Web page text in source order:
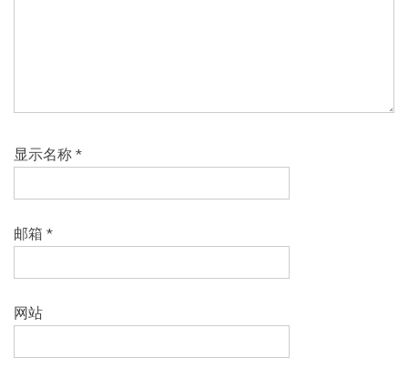
显示名称 *
邮箱 *
网站